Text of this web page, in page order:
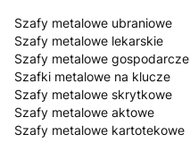
Szafy metalowe ubraniowe
Szafy metalowe lekarskie
Szafy metalowe gospodarcze
Szafki metalowe na klucze
Szafy metalowe skrytkowe
Szafy metalowe aktowe
Szafy metalowe kartotekowe